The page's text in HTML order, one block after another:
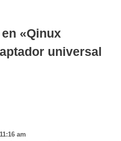
«Qinux
universal
am